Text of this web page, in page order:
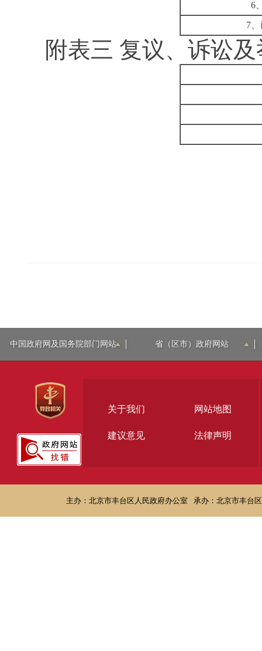
6
7、
附表三 复议、诉讼
中国政府网及国务院部门网站 省（区市）政府网站
关于我们 网站地图
建议意见 法律声明
主办：北京市丰台区人民政府办公室 承办：北京市丰台